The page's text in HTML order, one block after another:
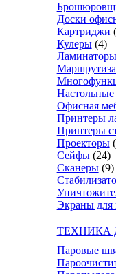
Доски
Картриджи
Кулеры (4)
Ламинаторы
Офисная
Принтеры
Принтеры
Проекторы
Сейфы (24)
Сканеры (9)
Экраны для
ТЕХНИКА
Паровые